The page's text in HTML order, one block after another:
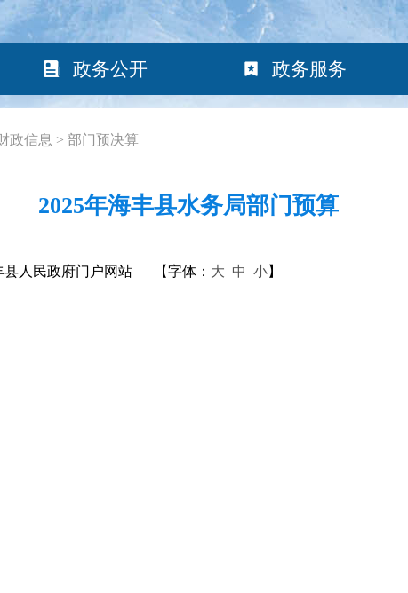
政务公开 政务服务
政信息 > 部门预决算
2025年海丰县水务局部门预算
县人民政府门户网站 【字体： 大 中 小】